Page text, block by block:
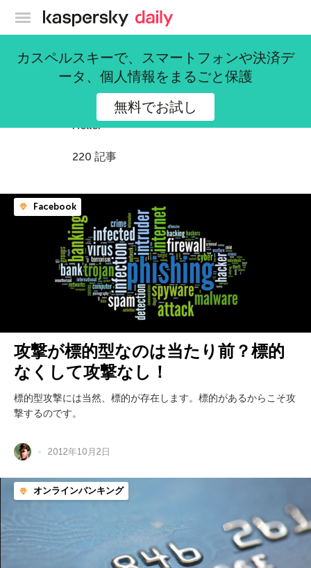
カスペルスキー公式ブログ
カスペルスキーで、スマートフォンや決済デ
ータ、個人情報をまるごと保護
無料でお試し
Serge Malenkovich
“Just because you're paranoid doesn't
mean they aren't after you” ― Joseph
Heller
220 記事
Facebook
攻撃が標的型なのは当たり前？標的
なくして攻撃なし！
標的型攻撃には当然、標的が存在します。標的があるからこそ攻
撃するのです。
2012年10月2日
オンラインバンキング